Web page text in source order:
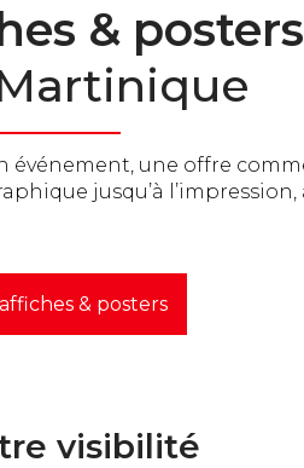
& posters
événement, une offre
jusqu’à
& posters
visibilité